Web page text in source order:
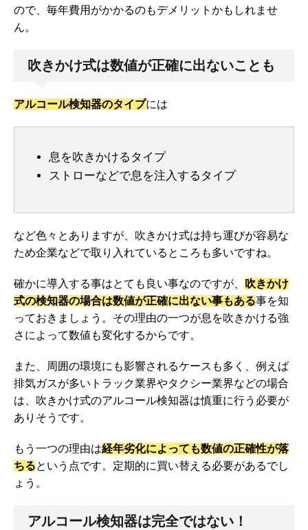
ので、毎年費用がかかるのもデメリットかもしれませ
ん。
吹きかけ式は数値が正確に出ないことも
アルコール検知器のタイプには
息を吹きかけるタイプ
ストローなどで息を注入するタイプ
など色々とありますが、吹きかけ式は持ち運びが容易な
ため企業などで取り入れているところも多いですね。
確かに導入する事はとても良い事なのですが、
吹きかけ
式の検知器の場合は数値が正確に出ない事もある事を知
っておきましょう。その理由の一つが息を吹きかける強
さによって数値も変化するからです。
また、周囲の環境にも影響されるケースも多く、例えば
排気ガスが多いトラック業界やタクシー業界などの場合
は、吹きかけ式のアルコール検知器は慎重に行う必要が
ありそうです。
もう一つの理由は経年劣化によっても数値の正確性が落
ちるという点です。定期的に買い替える必要があるでし
ょう。
アルコール検知器は完全ではない！